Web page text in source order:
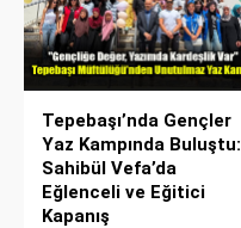
Tepebaşı’nda Gençler
Yaz Kampında Buluştu:
Sahibül Vefa’da
Eğlenceli ve Eğitici
Kapanış